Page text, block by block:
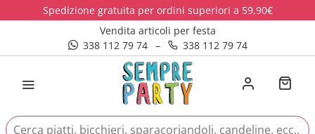
Spedizione gratuita per ordini superiori a 59,90€
Vendita articoli per festa
338 112 79 74
– 338 112 79 74